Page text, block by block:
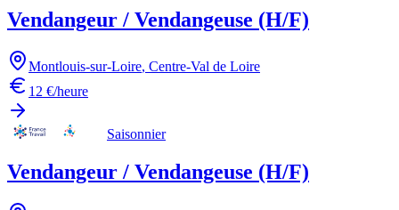
Vendangeur / Vendangeuse (H/F)
Montlouis-sur-Loire, Centre-Val de Loire
12 €/heure
Saisonnier
Vendangeur / Vendangeuse (H/F)